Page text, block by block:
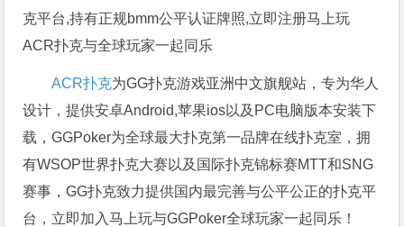
克平台,持有正规bmm公平认证牌照,立即注册马上玩
ACR扑克与全球玩家一起同乐
ACR扑克为GG扑克游戏亚洲中文旗舰站，专为华人
设计，提供安卓Android,苹果ios以及PC电脑版本安装下
载，GGPoker为全球最大扑克第一品牌在线扑克室，拥
有WSOP世界扑克大赛以及国际扑克锦标赛MTT和SNG
赛事，GG扑克致力提供国内最完善与公平公正的扑克平
台，立即加入马上玩与GGPoker全球玩家一起同乐！